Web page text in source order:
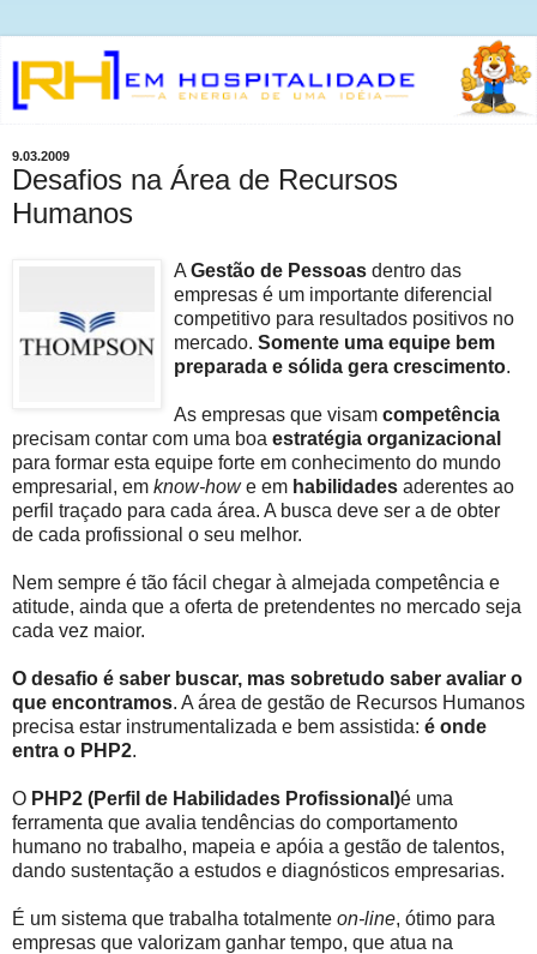
9.03.2009
Desafios na Área de Recursos
Humanos
A Gestão de Pessoas dentro das
empresas é um importante diferencial
competitivo para resultados positivos no
mercado. Somente uma equipe bem
preparada e sólida gera crescimento.
As empresas que visam competência
precisam contar com uma boa estratégia organizacional
para formar esta equipe forte em conhecimento do mundo
empresarial, em know-howe em habilidades aderentes ao
perfil traçado para cada área. A busca deve ser a de obter
de cada profissional o seu melhor.
Nem sempre é tão fácil chegar à almejada competência e
atitude, ainda que a oferta de pretendentes no mercado seja
cada vez maior.
O desafio é saber buscar, mas sobretudo saber avaliar o
que encontramos. A área de gestão de Recursos Humanos
precisa estar instrumentalizada e bem assistida: é onde
entra o PHP2.
O PHP2 (Perfil de Habilidades Profissional)é uma
ferramenta que avalia tendências do comportamento
humano no trabalho, mapeia e apóia a gestão de talentos,
dando sustentação a estudos e diagnósticos empresarias.
É um sistema que trabalha totalmente on-line, ótimo para
empresas que valorizam ganhar tempo, que atua na